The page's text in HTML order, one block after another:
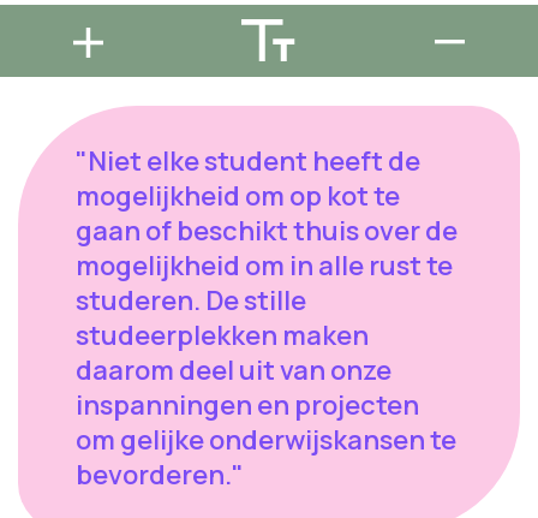
"Niet elke student heeft de
mogelijkheid om op kot te
gaan of beschikt thuis over de
mogelijkheid om in alle rust te
studeren. De stille
studeerplekken maken
daarom deel uit van onze
inspanningen en projecten
om gelijke onderwijskansen te
bevorderen."